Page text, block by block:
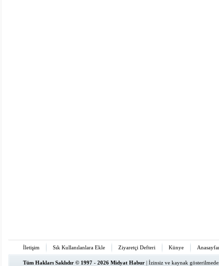
İletişim Sık Kullanılanlara Ekle Ziyaretçi Defteri Künye
Tüm Hakları Saklıdır © 1997 - 2026 Midyat Habur | İzinsiz ve kaynak